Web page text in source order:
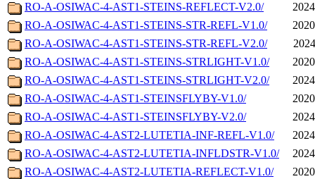
RO-A-OSIWAC-4-AST1-STEINS-REFLECT-V2.0/
RO-A-OSIWAC-4-AST1-STEINS-STR-REFL-V1.0/
RO-A-OSIWAC-4-AST1-STEINS-STR-REFL-V2.0/
RO-A-OSIWAC-4-AST1-STEINS-STRLIGHT-V1.0/
RO-A-OSIWAC-4-AST1-STEINS-STRLIGHT-V2.0/
RO-A-OSIWAC-4-AST1-STEINSFLYBY-V1.0/
RO-A-OSIWAC-4-AST1-STEINSFLYBY-V2.0/
RO-A-OSIWAC-4-AST2-LUTETIA-INF-REFL-V1.0/
RO-A-OSIWAC-4-AST2-LUTETIA-INFLDSTR-V1.0/
RO-A-OSIWAC-4-AST2-LUTETIA-REFLECT-V1.0/